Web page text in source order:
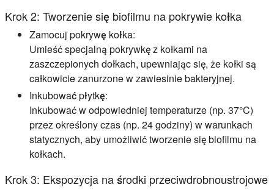
Krok 2: Tworzenie się biofilmu na pokrywie kołka
Zamocuj pokrywę kołka:
Umieść specjalną pokrywkę z kołkami na
zaszczepionych dołkach, upewniając się, że kołki są
całkowicie zanurzone w zawiesinie bakteryjnej.
Inkubować płytkę:
Inkubować w odpowiedniej temperaturze (np. 37°C)
przez określony czas (np. 24 godziny) w warunkach
statycznych, aby umożliwić tworzenie się biofilmu na
kołkach.
Krok 3: Ekspozycja na środki przeciwdrobnoustrojowe